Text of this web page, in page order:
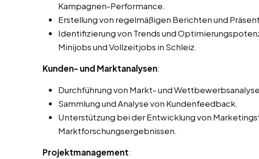
Kampagnen-Performance.
Erstellung von regelmäßigen Berichten und
Identifizierung von Trends und
Minijobs und Vollzeitjobs in Schleiz.
Kunden- und Marktanalysen:
Durchführung von Markt- und
Sammlung und Analyse von Kundenfeedback.
Unterstützung bei der Entwicklung von
Marktforschungsergebnissen.
Projektmanagement: